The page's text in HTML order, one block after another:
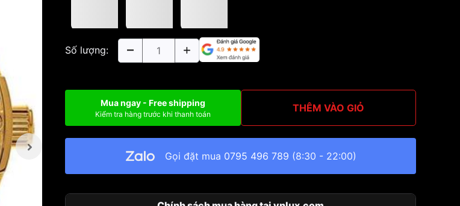
Số lượng:
Mua ngay - Free shipping
Kiểm tra hàng trước khi thanh toán THÊM VÀO GIỎ
Gọi đặt mua 0795 496 789 (8:30 - 22:00)